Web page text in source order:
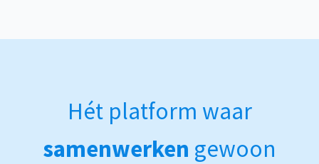
Hét platform waar
samenwerken gewoon